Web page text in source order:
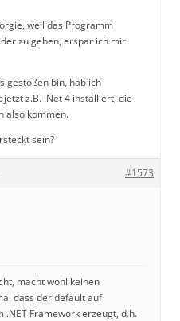
weil das Programm
zu geben, erspar ich mir
gestoßen bin, hab ich
z.B. .Net 4 installiert; die
also kommen.
sein?
#1573
macht wohl keinen
dass der default auf
.NET Framework erzeugt, d.h.